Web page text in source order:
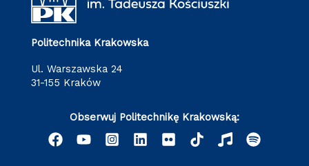
Politechnika Krakowska
ul. Warszawska 24
31-155 Kraków
Obserwuj Politechnikę Krakowską: